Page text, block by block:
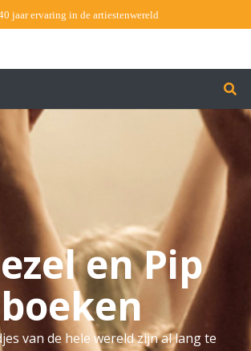
jaar ervaring in de artiestenwereld
en Pip
boeken
van de hele wereld zijn al lang te